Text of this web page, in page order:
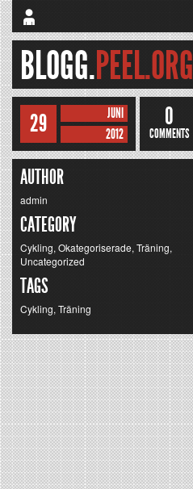
BLOGG.PEEL.ORG
29
JUNI
2012
0
COMMENTS
AUTHOR
admin
CATEGORY
Cykling, Okategoriserade, Träning,
Uncategorized
TAGS
Cykling, Träning